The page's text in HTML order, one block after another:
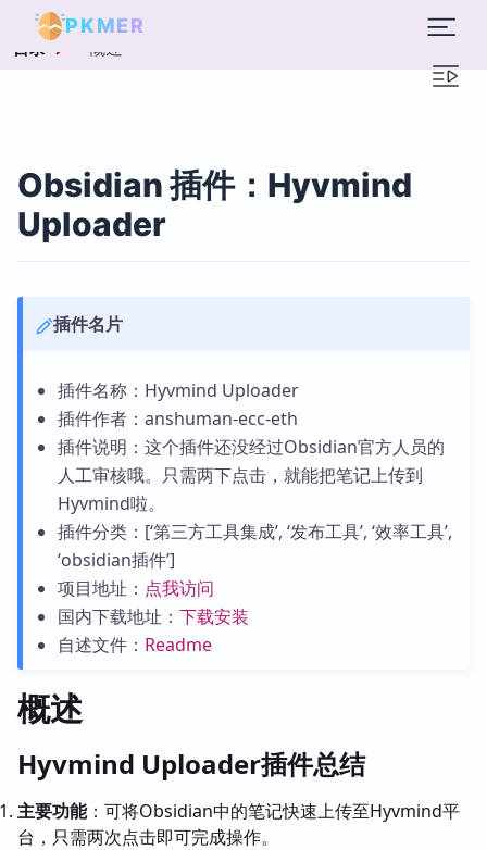
PKMER
目录 概述
Obsidian 插件：Hyvmind
Uploader
插件名片
插件名称：Hyvmind Uploader
插件作者：anshuman-ecc-eth
插件说明：这个插件还没经过Obsidian官方人员的
人工审核哦。只需两下点击，就能把笔记上传到
Hyvmind啦。
插件分类：[‘第三方工具集成’, ‘发布工具’, ‘效率工具’,
‘obsidian插件’]
项目地址： 点我访问
国内下载地址： 下载安装
自述文件： Readme
概述
Hyvmind Uploader插件总结
主要功能：可将Obsidian中的笔记快速上传至Hyvmind平
台，只需两次点击即可完成操作。